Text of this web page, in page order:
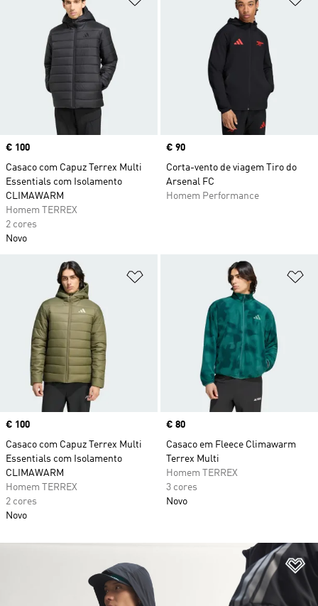
Price
€ 100
Casaco com Capuz Terrex Multi
Essentials com Isolamento
CLIMAWARM
Homem TERREX
2 cores
Novo
Price
€ 90
Corta-vento de viagem Tiro do
Arsenal FC
Homem Performance
Adicionar à Lista de Desejos
Price
€ 100
Casaco com Capuz Terrex Multi
Essentials com Isolamento
CLIMAWARM
Homem TERREX
2 cores
Novo
Price
€ 80
Casaco em Fleece Climawarm
Terrex Multi
Homem TERREX
3 cores
Novo